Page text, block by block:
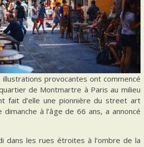
illustrations provocantes ont commencé
de Montmartre à Paris au milieu
fait d’elle une pionnière du street art
à l’âge de 66 ans, a annoncé
dans les rues étroites à l’ombre de la